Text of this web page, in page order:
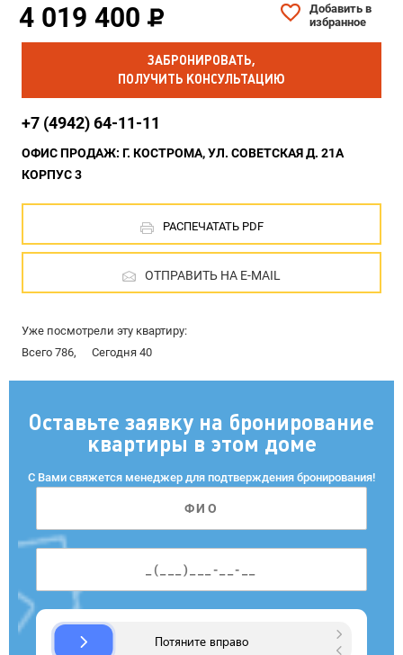
4 019 400
Добавить в
избранное
ЗАБРОНИРОВАТЬ,
ПОЛУЧИТЬ КОНСУЛЬТАЦИЮ
+7 (4942) 64-11-11
ОФИС ПРОДАЖ: Г. КОСТРОМА, УЛ. СОВЕТСКАЯ Д. 21А
КОРПУС 3
РАСПЕЧАТАТЬ PDF
ОТПРАВИТЬ НА E-MAIL
Уже посмотрели эту квартиру:
Всего 786,
Сегодня 40
Оставьте заявку на бронирование
квартиры в этом доме
С Вами свяжется менеджер для подтверждения бронирования!